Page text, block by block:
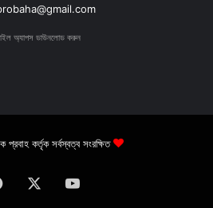
অ্যাপস ডাউনলোড করুন
কর্তৃক সর্বস্বত্ব সংরক্ষিত
Facebook